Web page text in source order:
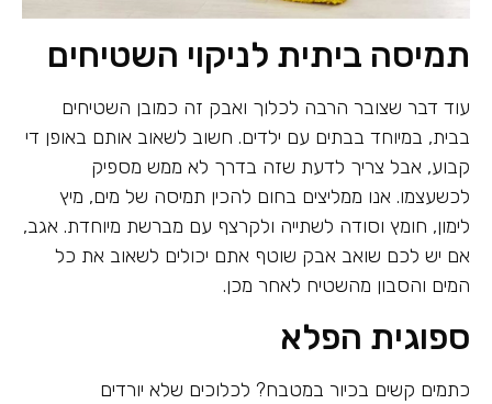
תמיסה ביתית לניקוי השטיחים
עוד דבר שצובר הרבה לכלוך ואבק זה כמובן השטיחים
בבית, במיוחד בבתים עם ילדים. חשוב לשאוב אותם באופן די
קבוע, אבל צריך לדעת שזה בדרך לא ממש מספיק
לכשעצמו. אנו ממליצים בחום להכין תמיסה של מים, מיץ
לימון, חומץ וסודה לשתייה ולקרצף עם מברשת מיוחדת. אגב,
אם יש לכם שואב אבק שוטף אתם יכולים לשאוב את כל
המים והסבון מהשטיח לאחר מכן.
ספוגית הפלא
כתמים קשים בכיור במטבח? לכלוכים שלא יורדים